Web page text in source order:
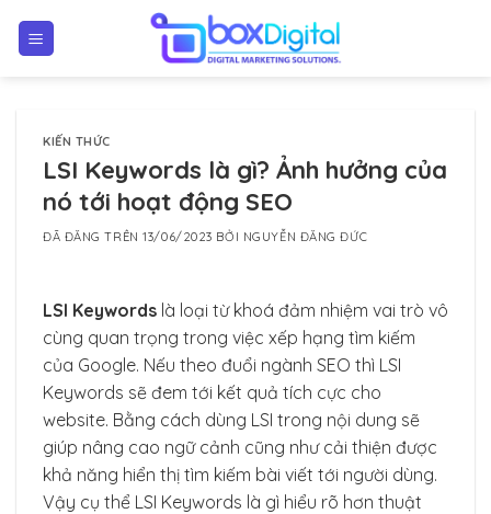
đến
KIẾN THỨC
LSI Keywords là gì? Ảnh hưởng của
nó tới hoạt động SEO
ĐÃ ĐĂNG TRÊN13/06/2023 BỞI NGUYỄN ĐĂNG ĐỨC
LSI Keywords là loại từ khoá đảm nhiệm vai trò vô
cùng quan trọng trong việc xếp hạng tìm kiếm
của Google. Nếu theo đuổi ngành SEO thì LSI
Keywords sẽ đem tới kết quả tích cực cho
website. Bằng cách dùng LSI trong nội dung sẽ
giúp nâng cao ngữ cảnh cũng như cải thiện được
khả năng hiển thị tìm kiếm bài viết tới người dùng.
Vậy cụ thể LSI Keywords là gì hiểu rõ hơn thuật